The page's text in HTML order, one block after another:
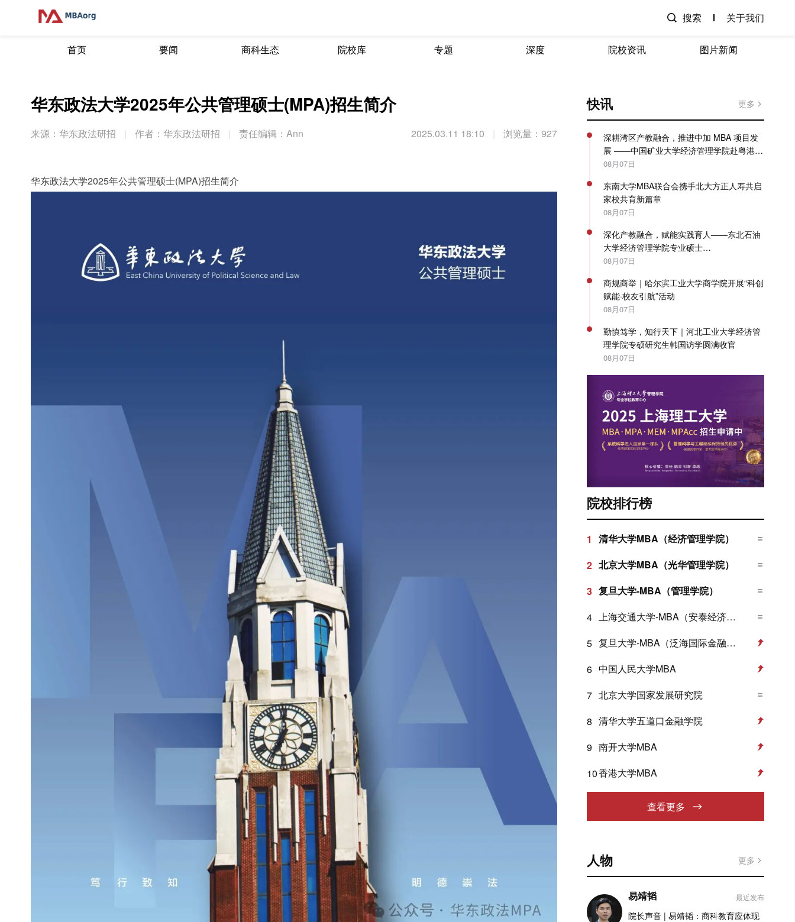
搜索 关于我们
首页 要闻 商科生态 院校库 专题 深度 院校资讯 图片新闻
华东政法大学2025年公共管理硕士(MPA)招生简介
来源：华东政法研招 作者：华东政法研招 责任编辑：Ann 2025.03.11 18:10 浏览量：927
华东政法大学2025年公共管理硕士(MPA)招生简介
快讯 更多
深耕湾区产教融合，推进中加 MBA 项目发
展 ——中国矿业大学经济管理学院赴粤港澳
开展专项走访调研
08月07日
东南大学MBA联合会携手北大方正人寿共启
家校共育新篇章
08月07日
深化产教融合，赋能实践育人——东北石油
大学经济管理学院专业硕士
（MBA/MPAcc）系列教学活动圆满收官
08月07日
商规商举｜哈尔滨工业大学商学院开展“科创
赋能·校友引航”活动
08月07日
勤慎笃学，知行天下｜河北工业大学经济管
理学院专硕研究生韩国访学圆满收官
08月07日
院校排行榜
1
清华大学MBA（经济管理学院）
2 北京大学MBA（光华管理学院）
3 复旦大学-MBA（管理学院）
4
上海交通大学-MBA（安泰经济与管理学院）
5
复旦大学-MBA（泛海国际金融学院）
6 中国人民大学MBA
7 北京大学国家发展研究院
8 清华大学五道口金融学院
9 南开大学MBA
10香港大学MBA
查看更多
人物 更多
易靖韬 最近发布
院长声音 | 易靖韬：商科教育应体现